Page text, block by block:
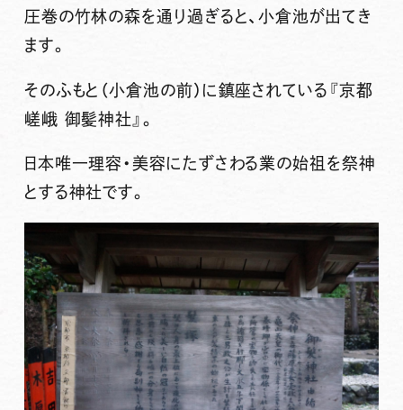
圧巻の竹林の森を通り過ぎると、小倉池が出てき
ます。
そのふもと（小倉池の前）に鎮座されている『京都
嵯峨 御髪神社』。
日本唯一理容・美容にたずさわる業の始祖を祭神
とする神社です。